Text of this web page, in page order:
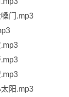
门.mp3
阳.mp3